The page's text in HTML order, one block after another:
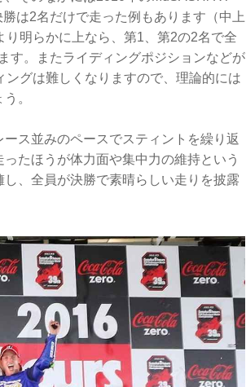
は2名だけで走った例もあります（中上
明らかに上なら、第1、第2の2名で全
す。またライディングポジションなどが
グは難しくなりますので、理論的には
。
ス並みのペースでスティントを繰り返
たほうが体力面や集中力の維持という
、全員が決勝で素晴らしい走りを披露